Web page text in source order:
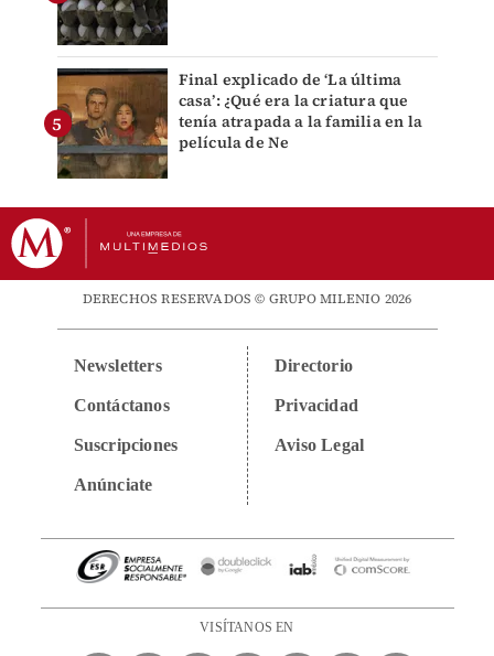
Final explicado de ‘La última
casa’: ¿Qué era la criatura que
tenía atrapada a la familia en la
película de Ne
DERECHOS RESERVADOS © GRUPO MILENIO 2026
Newsletters
Contáctanos
Suscripciones
Anúnciate
Directorio
Privacidad
Aviso Legal
VISÍTANOS EN